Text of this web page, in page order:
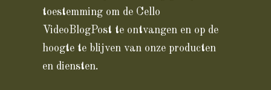
toestemming om de Cello
VideoBlogPost te ontvangen en op de
hoogte te blijven van onze producten
en diensten.